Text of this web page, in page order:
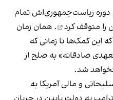
دوره ریاست‌جمهوری‌اش تمام
را متوقف کرد
. همان زمان
این کمک‌ها تا زمانی که
صادقانه» به صلح از
شد.
و مالی آمریکا به